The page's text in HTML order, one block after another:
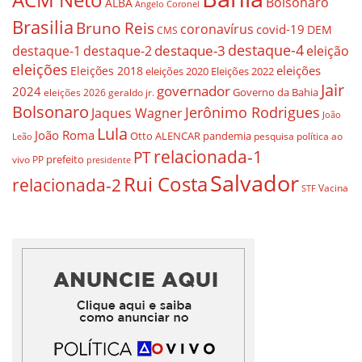
ALBA Angelo Coronel
BrasiliaBruno ReisCMS coronavírus covid-19 DEM
destaque-1 destaque-2destaque-3 destaque-4eleição
eleições Eleições 2018eleições 2020 Eleições 2022eleições
2024 eleições 2026 geraldo jr. governadorGoverno da Bahia Jair
Bolsonaro Jaques WagnerJerônimo Rodrigues João
Leão João Roma Lula Otto ALENCAR pandemia pesquisa política ao
vivo PP prefeito presidente PTrelacionada-1
relacionada-2 Rui CostaSalvador STF Vacina